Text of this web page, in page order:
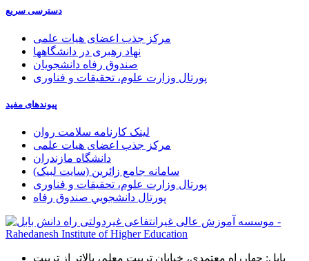
دسترسی سریع
مرکز جذب اعضای هیات علمی
نهاد رهبری در دانشگاهها
صندوق رفاه دانشجویان
پورتال وزارت علوم، تحقیقات و فناوری
پیوندهای مفید
لینک کارنامه سلامت روان
مرکز جذب اعضای هیات علمی
دانشگاه مازندران
سامانه جامع زائرین (سایت لبیک)
پورتال وزارت علوم، تحقیقات و فناوری
پورتال دانشجويي صندوق رفاه
بابل: چهارراه معتمدی، خیابان تربیت معلم، بالاتر از تربیت